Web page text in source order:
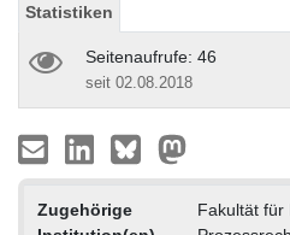
Statistiken
Seitenaufrufe: 46
seit 02.08.2018
Zugehörige
Fakultät für